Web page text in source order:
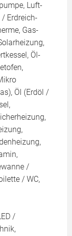
Luft-
Erdreich-
Gas-
Öl-
Öl (Erdöl /
/
/ WC,
/